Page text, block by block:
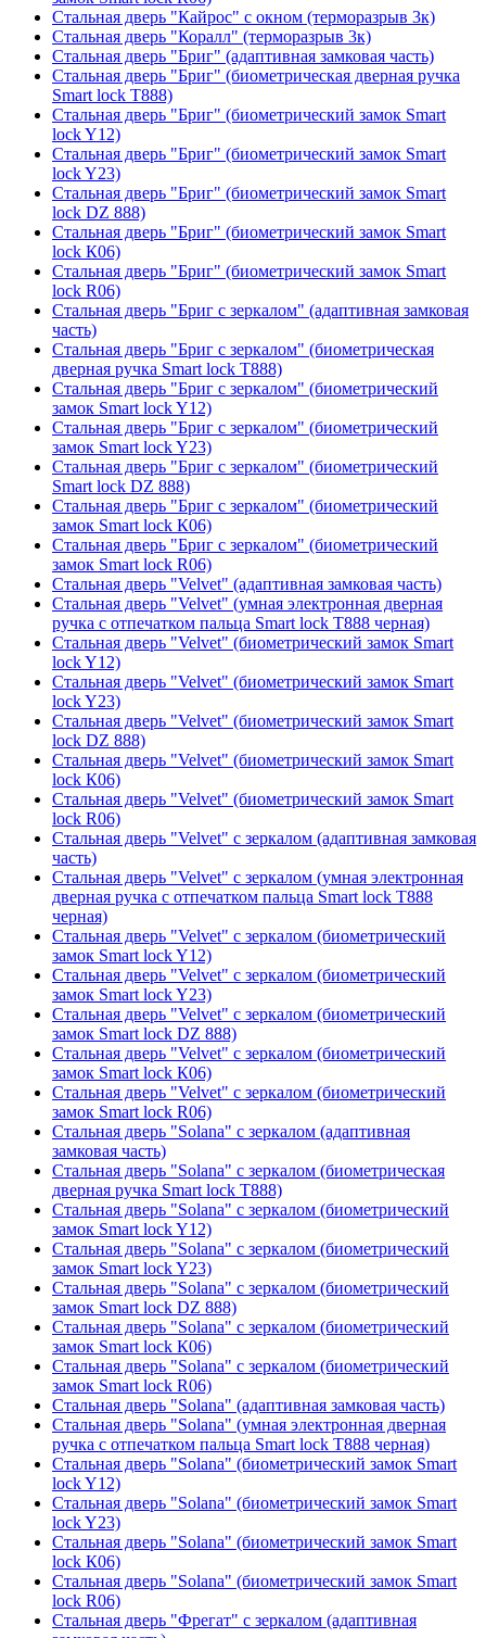
Стальная дверь "Кайрос" с окном (терморазрыв 3к)
Стальная дверь "Коралл" (терморазрыв 3к)
Стальная дверь "Бриг" (адаптивная замковая часть)
Стальная дверь "Бриг" (биометрическая дверная ручка
Smart lock T888)
Стальная дверь "Бриг" (биометрический замок Smart
lock Y12)
Стальная дверь "Бриг" (биометрический замок Smart
lock Y23)
Стальная дверь "Бриг" (биометрический замок Smart
lock DZ 888)
Стальная дверь "Бриг" (биометрический замок Smart
lock К06)
Стальная дверь "Бриг" (биометрический замок Smart
lock R06)
Стальная дверь "Бриг с зеркалом" (адаптивная замковая
часть)
Стальная дверь "Бриг с зеркалом" (биометрическая
дверная ручка Smart lock T888)
Стальная дверь "Бриг с зеркалом" (биометрический
замок Smart lock Y12)
Стальная дверь "Бриг с зеркалом" (биометрический
замок Smart lock Y23)
Стальная дверь "Бриг с зеркалом" (биометрический
Smart lock DZ 888)
Стальная дверь "Бриг с зеркалом" (биометрический
замок Smart lock К06)
Стальная дверь "Бриг с зеркалом" (биометрический
замок Smart lock R06)
Стальная дверь "Velvet" (адаптивная замковая часть)
Стальная дверь "Velvet" (умная электронная дверная
ручка с отпечатком пальца Smart lock T888 черная)
Стальная дверь "Velvet" (биометрический замок Smart
lock Y12)
Стальная дверь "Velvet" (биометрический замок Smart
lock Y23)
Стальная дверь "Velvet" (биометрический замок Smart
lock DZ 888)
Стальная дверь "Velvet" (биометрический замок Smart
lock К06)
Стальная дверь "Velvet" (биометрический замок Smart
lock R06)
Стальная дверь "Velvet" с зеркалом (адаптивная замковая
часть)
Стальная дверь "Velvet" с зеркалом (умная электронная
дверная ручка с отпечатком пальца Smart lock T888
черная)
Стальная дверь "Velvet" с зеркалом (биометрический
замок Smart lock Y12)
Стальная дверь "Velvet" с зеркалом (биометрический
замок Smart lock Y23)
Стальная дверь "Velvet" с зеркалом (биометрический
замок Smart lock DZ 888)
Стальная дверь "Velvet" с зеркалом (биометрический
замок Smart lock К06)
Стальная дверь "Velvet" с зеркалом (биометрический
замок Smart lock R06)
Стальная дверь "Solana" с зеркалом (адаптивная
замковая часть)
Стальная дверь "Solana" с зеркалом (биометрическая
дверная ручка Smart lock T888)
Стальная дверь "Solana" с зеркалом (биометрический
замок Smart lock Y12)
Стальная дверь "Solana" с зеркалом (биометрический
замок Smart lock Y23)
Стальная дверь "Solana" с зеркалом (биометрический
замок Smart lock DZ 888)
Стальная дверь "Solana" с зеркалом (биометрический
замок Smart lock К06)
Стальная дверь "Solana" с зеркалом (биометрический
замок Smart lock R06)
Стальная дверь "Solana" (адаптивная замковая часть)
Стальная дверь "Solana" (умная электронная дверная
ручка с отпечатком пальца Smart lock T888 черная)
Стальная дверь "Solana" (биометрический замок Smart
lock Y12)
Стальная дверь "Solana" (биометрический замок Smart
lock Y23)
Стальная дверь "Solana" (биометрический замок Smart
lock К06)
Стальная дверь "Solana" (биометрический замок Smart
lock R06)
Стальная дверь "Фрегат" с зеркалом (адаптивная